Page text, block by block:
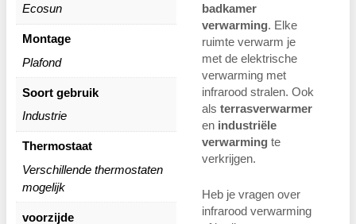
Ecosun
Montage
Plafond
Soort gebruik
Industrie
Thermostaat
Verschillende thermostaten
mogelijk
voorzijde
badkamer
verwarming. Elke
ruimte verwarm je
met de elektrische
verwarming met
infrarood stralen. Ook
als terrasverwarmer
en industriële
verwarming te
verkrijgen.
Heb je vragen over
infrarood verwarming